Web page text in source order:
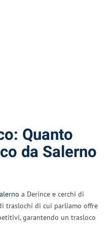
Quanto
da Salerno
a Derince e cerchi di
traslochi di cui parliamo offre
garantendo un trasloco